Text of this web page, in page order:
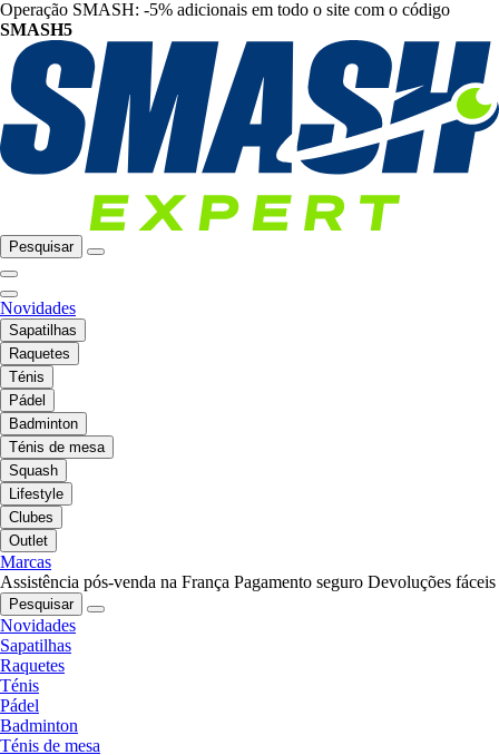
Operação SMASH: -5% adicionais em todo o site com o código
SMASH5
Pesquisar
Novidades
Sapatilhas
Raquetes
Ténis
Pádel
Badminton
Ténis de mesa
Squash
Lifestyle
Clubes
Outlet
Marcas
Assistência pós-venda na França Pagamento seguro Devoluções fáceis
Pesquisar
Novidades
Sapatilhas
Raquetes
Ténis
Pádel
Badminton
Ténis de mesa